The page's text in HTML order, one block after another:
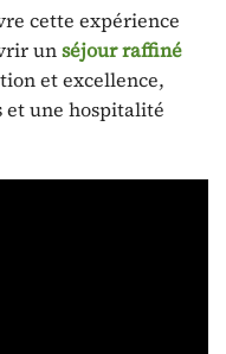
cette expérience
unséjour raffiné
et excellence,
et une hospitalité